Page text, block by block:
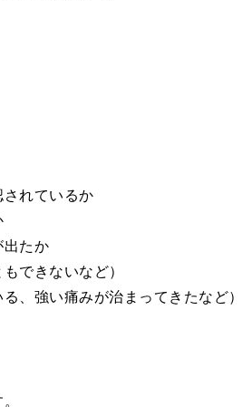
されているか
出たか
できないなど）
、強い痛みが治まってきたなど）